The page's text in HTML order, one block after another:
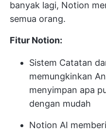
banyak lagi, Notion
semua orang.
Fitur Notion:
Sistem Catatan
memungkinkan
menyimpan apa
dengan mudah
Notion AI